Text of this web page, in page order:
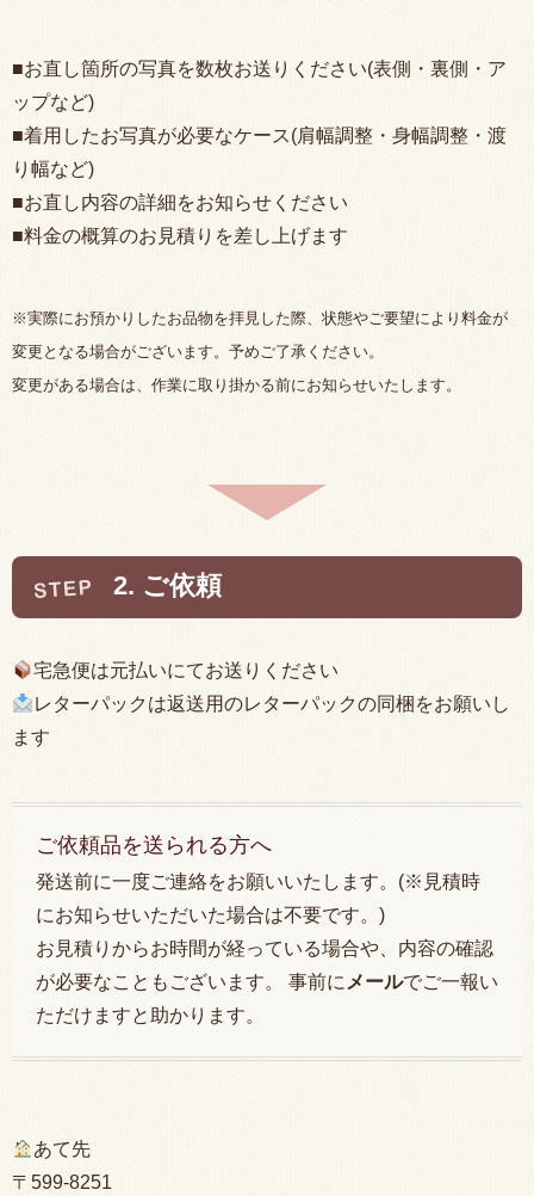
■お直し箇所の写真を数枚お送りください(表側・裏側・ア
ップなど)
■着用したお写真が必要なケース(肩幅調整・身幅調整・渡
り幅など)
■お直し内容の詳細をお知らせください
■料金の概算のお見積りを差し上げます
※実際にお預かりしたお品物を拝見した際、状態やご要望により料金が
変更となる場合がございます。予めご了承ください。
変更がある場合は、作業に取り掛かる前にお知らせいたします。
2. ご依頼
宅急便は元払いにてお送りください
レターパックは返送用のレターパックの同梱をお願いし
ます
ご依頼品を送られる方へ
発送前に一度ご連絡をお願いいたします。(※見積時
にお知らせいただいた場合は不要です。)
お見積りからお時間が経っている場合や、内容の確認
が必要なこともございます。 事前に メールでご一報い
ただけますと助かります。
あて先
〒599-8251